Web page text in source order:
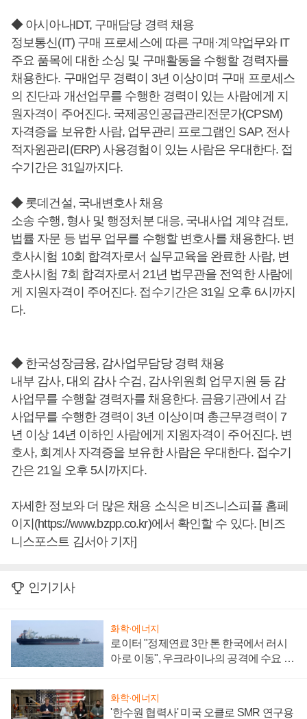
◆ 아시아나IDT, 구매담당 경력 채용
정보통신(IT) 구매 프로세스에 따른 구매·계약업무와 IT
주요 품목에 대한 소싱 및 구매활동을 수행할 경력자를
채용한다. 구매업무 경력이 3년 이상이며 구매 프로세스
의 진단과 개선업무를 수행한 경력이 있는 사람에게 지
원자격이 주어진다. 국제공인공급관리전문가(CPSM)
자격증을 보유한 사람, 업무관리 프로그램인 SAP, 전사
적자원관리(ERP) 사용경험이 있는 사람은 우대한다. 접
수기간은 31일까지다.
◆ 롯데건설, 국내변호사 채용
소송 수행, 형사 및 행정처분 대응, 국내사업 계약 검토,
법률 자문 등 법무 업무를 수행할 변호사를 채용한다. 변
호사시험 10회 합격자로서 실무교육을 완료한 사람, 변
호사시험 7회 합격자로서 21년 법무관을 전역한 사람에
게 지원자격이 주어진다. 접수기간은 31일 오후 6시까지
다.
◆ 한국성장금융, 감사업무담당 경력 채용
내부 감사, 대외 감사 수검, 감사위원회 업무지원 등 감
사업무를 수행할 경력자를 채용한다. 금융기관에서 감
사업무를 수행한 경력이 3년 이상이며 총근무경력이 7
년 이상 14년 이하인 사람에게 지원자격이 주어진다. 변
호사, 회계사 자격증을 보유한 사람은 우대한다. 접수기
간은 21일 오후 5시까지다.
자세한 정보와 더 많은 채용 소식은 비즈니스피플 홈페
이지(https://www.bzpp.co.kr)에서 확인할 수 있다. [비즈
니스포스트 김서아 기자]
인기기사
화학·에너지
로이터 "정제연료 3만 톤 한국에서 러시
아로 이동", 우크라이나의 공격에 수요 늘
화학·에너지
'한수원 협력사' 미국 오클로 SMR 연구용